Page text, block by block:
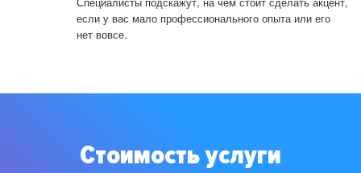
если у вас мало профессионального опыта или его
нет вовсе.
Стоимость услуги